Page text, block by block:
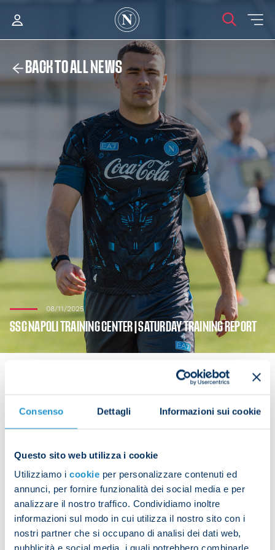
Consenso Dettagli Informazioni sui cookie
Questo sito web utilizza i cookie
Utilizziamo i cookie per personalizzare contenuti ed
annunci, per fornire funzionalità dei social media e per
analizzare il nostro traffico. Condividiamo inoltre
informazioni sul modo in cui utilizza il nostro sito con i
nostri partner che si occupano di analisi dei dati web,
pubblicità e social media, i quali potrebbero combinarle
BACK TO ALL NEWS
08/11/2025
SSC NAPOLI TRAINING CENTER | SATURDAY TRAINING REPORT
Bologna v Napoli is just one day away. The Azzurri
trained at the SSC Napoli Training Center in
Dall’Ara, kicking off at 15:00 CET.
The team took part in a training session that
included a warm-up phase, followed by technical
and tactical drills.